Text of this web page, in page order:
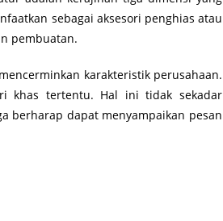
sebagai aksesori penghias atau
pembuatan.
karakteristik perusahaan.
khas tertentu. Hal ini tidak sekadar
berharap dapat menyampaikan pesan